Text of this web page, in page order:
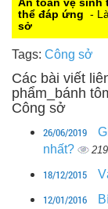
thể đáp ứng -
sở
Tags: Công sở
Các bài viết
phẩm_bánh
Công sở
26/06/2019
nhất?
18/12/2015
12/01/2016